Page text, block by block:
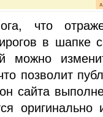
что
в шапке
можно
позволит
сайта
оригинально